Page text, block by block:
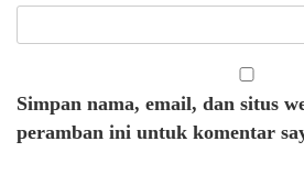
Simpan nama, email, dan situs
peramban ini untuk komentar